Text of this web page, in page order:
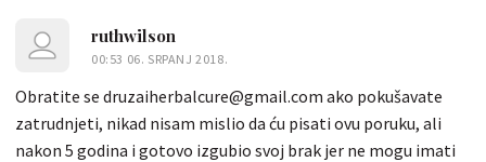
ruthwilson
00:53 06. SRPANJ 2018.
Obratite se druzaiherbalcure@gmail.com ako pokušavate
zatrudnjeti, nikad nisam mislio da ću pisati ovu poruku, ali
nakon 5 godina i gotovo izgubio svoj brak jer ne mogu imati